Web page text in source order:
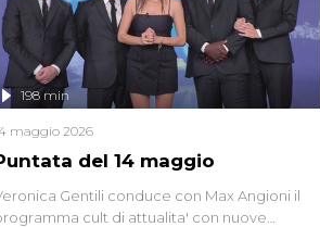
controversi e i protagonisti di un'indagine che
sembra non avere fine.
del 14 maggio
198 min
maggio 2026
Gentili conduce con Max Angioni il
cult di attualita' con nuove